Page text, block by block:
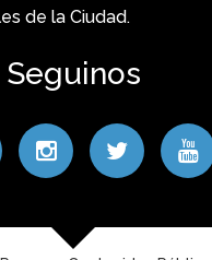
de la Ciudad.
Seguinos